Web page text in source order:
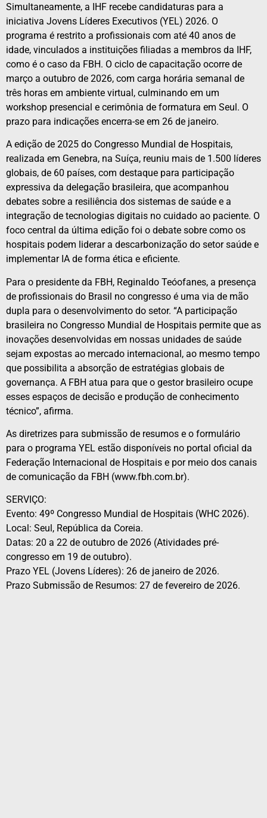
Simultaneamente, a IHF recebe candidaturas para a
iniciativa Jovens Líderes Executivos (YEL) 2026. O
programa é restrito a profissionais com até 40 anos de
idade, vinculados a instituições filiadas a membros da IHF,
como é o caso da FBH. O ciclo de capacitação ocorre de
março a outubro de 2026, com carga horária semanal de
três horas em ambiente virtual, culminando em um
workshop presencial e cerimônia de formatura em Seul. O
prazo para indicações encerra-se em 26 de janeiro.
A edição de 2025 do Congresso Mundial de Hospitais,
realizada em Genebra, na Suíça, reuniu mais de 1.500 líderes
globais, de 60 países, com destaque para participação
expressiva da delegação brasileira, que acompanhou
debates sobre a resiliência dos sistemas de saúde e a
integração de tecnologias digitais no cuidado ao paciente. O
foco central da última edição foi o debate sobre como os
hospitais podem liderar a descarbonização do setor saúde e
implementar IA de forma ética e eficiente.
Para o presidente da FBH, Reginaldo Teóofanes, a presença
de profissionais do Brasil no congresso é uma via de mão
dupla para o desenvolvimento do setor. “A participação
brasileira no Congresso Mundial de Hospitais permite que as
inovações desenvolvidas em nossas unidades de saúde
sejam expostas ao mercado internacional, ao mesmo tempo
que possibilita a absorção de estratégias globais de
governança. A FBH atua para que o gestor brasileiro ocupe
esses espaços de decisão e produção de conhecimento
técnico”, afirma.
As diretrizes para submissão de resumos e o formulário
para o programa YEL estão disponíveis no portal oficial da
Federação Internacional de Hospitais e por meio dos canais
de comunicação da FBH (www.fbh.com.br).
SERVIÇO:
Evento: 49º Congresso Mundial de Hospitais (WHC 2026).
Local: Seul, República da Coreia.
Datas: 20 a 22 de outubro de 2026 (Atividades pré-
congresso em 19 de outubro).
Prazo YEL (Jovens Líderes): 26 de janeiro de 2026.
Prazo Submissão de Resumos: 27 de fevereiro de 2026.